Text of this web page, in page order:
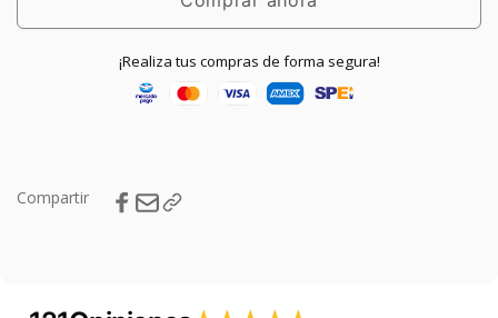
¡Realiza tus compras de forma segura!
Compartir